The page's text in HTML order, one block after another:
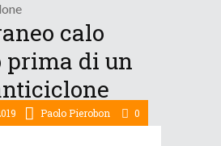
calo
prima di un
Paolo Pierobon 0